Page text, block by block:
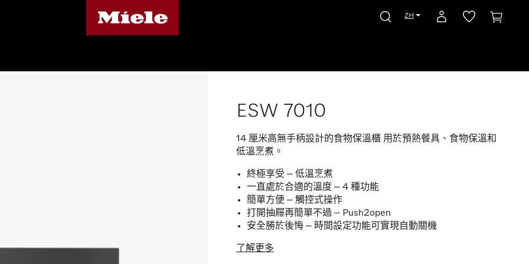
ZH
ESW 7010
14 厘米高無手柄設計的食物保溫櫃 用於預熱餐具、食物保溫和
低溫烹煮。
終極享受 – 低溫烹煮
一直處於合適的溫度 – 4 種功能
簡單方便 – 觸控式操作
打開抽屜再簡單不過 – Push2open
安全勝於後悔 – 時間設定功能 可實現自動關機
了解更多